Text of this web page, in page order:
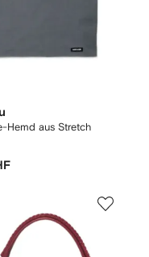
Hemd aus Stretch